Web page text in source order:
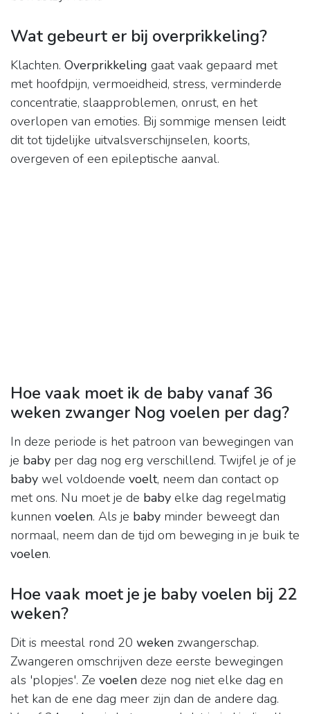
Wat gebeurt er bij overprikkeling?
Klachten. Overprikkeling gaat vaak gepaard met
met hoofdpijn, vermoeidheid, stress, verminderde
concentratie, slaapproblemen, onrust, en het
overlopen van emoties. Bij sommige mensen leidt
dit tot tijdelijke uitvalsverschijnselen, koorts,
overgeven of een epileptische aanval.
Hoe vaak moet ik de baby vanaf 36
weken zwanger Nog voelen per dag?
In deze periode is het patroon van bewegingen van
je baby per dag nog erg verschillend. Twijfel je of je
baby wel voldoende voelt, neem dan contact op
met ons. Nu moet je de baby elke dag regelmatig
kunnen voelen. Als je baby minder beweegt dan
normaal, neem dan de tijd om beweging in je buik te
voelen.
Hoe vaak moet je je baby voelen bij 22
weken?
Dit is meestal rond 20 weken zwangerschap.
Zwangeren omschrijven deze eerste bewegingen
als 'plopjes'. Ze voelen deze nog niet elke dag en
het kan de ene dag meer zijn dan de andere dag.